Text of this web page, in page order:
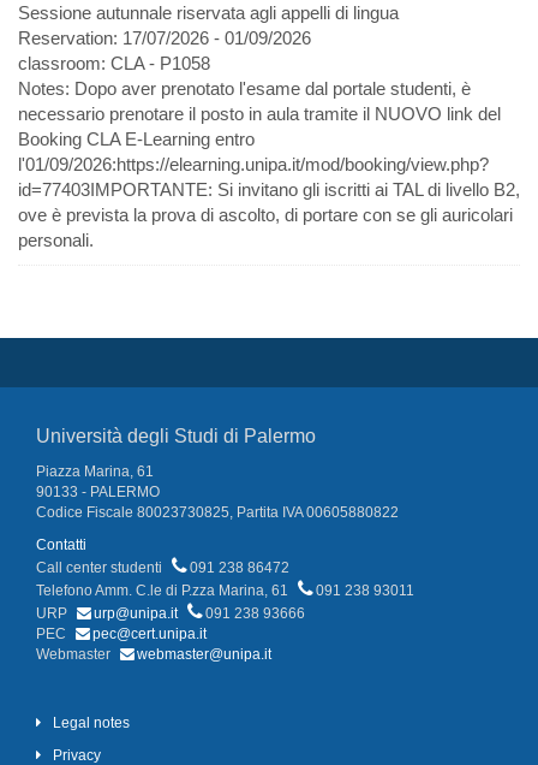
Sessione autunnale riservata agli appelli di lingua
Reservation: 17/07/2026 - 01/09/2026
classroom: CLA - P1058
Notes: Dopo aver prenotato l'esame dal portale studenti, è
necessario prenotare il posto in aula tramite il NUOVO link del
Booking CLA E-Learning entro
l'01/09/2026:https://elearning.unipa.it/mod/booking/view.php?
id=77403IMPORTANTE: Si invitano gli iscritti ai TAL di livello B2,
ove è prevista la prova di ascolto, di portare con se gli auricolari
personali.
Università degli Studi di Palermo
Piazza Marina, 61
90133 - PALERMO
Codice Fiscale 80023730825, Partita IVA 00605880822
Contatti
Call center studenti
091 238 86472
Telefono Amm. C.le di P.zza Marina, 61
091 238 93011
URP
urp@unipa.it
091 238 93666
PEC
pec@cert.unipa.it
Webmaster
webmaster@unipa.it
Legal notes
Privacy